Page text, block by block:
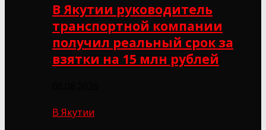
В Якутии руководитель
транспортной компании
получил реальный срок за
взятки на 15 млн рублей
В Якутии